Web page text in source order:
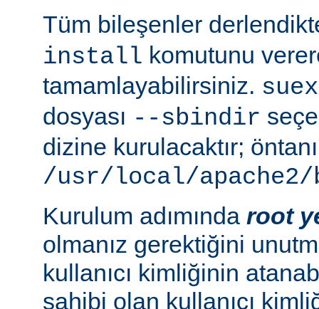
Tüm bileşenler
install komutunu
tamamlayabilirsiniz.
dosyası --sbindir
dizine kurulacaktır;
/usr/local/
Kurulum adımında root
olmanız gerektiğini
kullanıcı kimliğinin
sahibi olan kullanıcı